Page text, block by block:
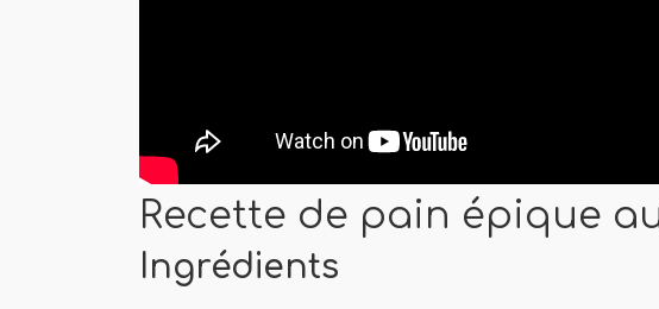
Recette de pain épique
Ingrédients